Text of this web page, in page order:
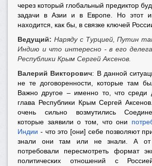
через который глобальный предиктор
задачи в Азии и в Европе. Но этот
находится, как бы, в связке ключей
Ведущий: Наряду с Турцией, Путин
Индию и что интересно - в его
Республики Крым Сергей Аксенов.
Валерий Викторович: В данной
не те договоренности, которые там
Важно другое – именно то, что среди
глава Республики Крым Сергей
очень сильно возмутились
которые заявили о том, что они
Индии - что это [они] себе позволяют
знали они там или не знали. А от
потребовали пересмотреть формат
политических отношений с